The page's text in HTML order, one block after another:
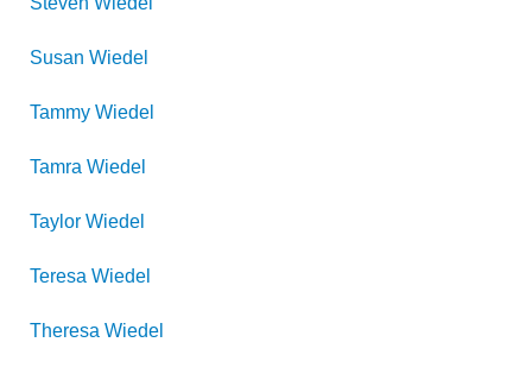
Susan Wiedel
Tammy Wiedel
Tamra Wiedel
Taylor Wiedel
Teresa Wiedel
Theresa Wiedel